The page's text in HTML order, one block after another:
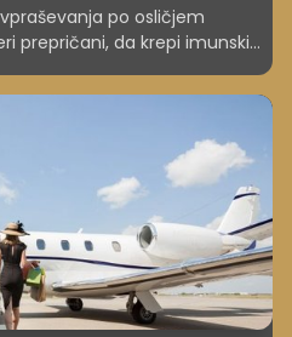
po osličjem
prepričani, da krepi imunski